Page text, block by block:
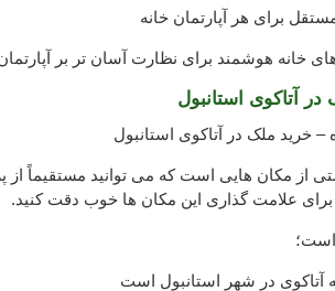
برای هر آپارتمان خانه
خانه هوشمند برای نظارت آسان تر بر
آتاکوی استانبول
– خرید ملک در آتاکوی استانبول
از مکان هایی است که می توانید مستقیماً از
علامت گذاری این مکان ها خوب دقت کنید.
است؛
آتاکوی در شهر استانبول است